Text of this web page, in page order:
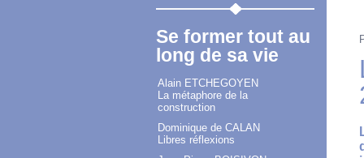
Se former tout au
long de sa vie
Alain ETCHEGOYEN
La métaphore de la
construction
Dominique de CALAN
Libres réflexions